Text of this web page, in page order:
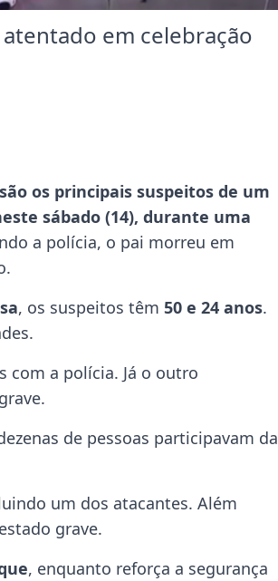
em celebração
os principais suspeitos de um
sábado (14), durante uma
a polícia, o pai morreu em
, os suspeitos têm 50 e 24 anos.
com a polícia. Já o outro
de pessoas participavam da
um dos atacantes. Além
grave.
, enquanto reforça a segurança